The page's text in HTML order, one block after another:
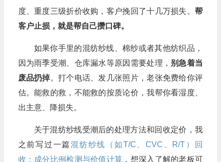
度、重度三级折价收购，客户挽回了十几万损失。 帮
客户止损，就是帮自己攒口碑。
如果你手里的混纺纱线、棉纱或者其他纺织品，
因为雨季受潮、仓库漏水等原因需要处理， 别急着当
废品扔掉。打个电话、发几张照片，老张免费给你评
估。能救的救，不能救的按质论价，我帮你看湿度、
出主意、降损失。
关于混纺纱线受潮后的处理方法和回收定价，我
之前写过一篇混纺纱线（如T/C、CVC、R/T）回
收：成分比例检测与价值计算 ，想深入了解的老板可